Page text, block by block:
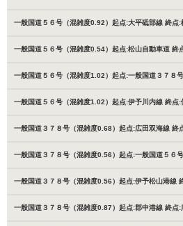
一般国道５６号（混雑度0.92）起点:大平砥部線 終点
一般国道５６号（混雑度0.54）起点:松山自動車道 終
一般国道５６号（混雑度1.02）起点:一般国道３７８
一般国道５６号（混雑度1.02）起点:伊予川内線 終点
一般国道３７８号（混雑度0.68）起点:広田双海線 終
一般国道３７８号（混雑度0.56）起点:一般国道５６
一般国道３７８号（混雑度0.56）起点:伊予松山港線
一般国道３７８号（混雑度0.87）起点:郡中港線 終点